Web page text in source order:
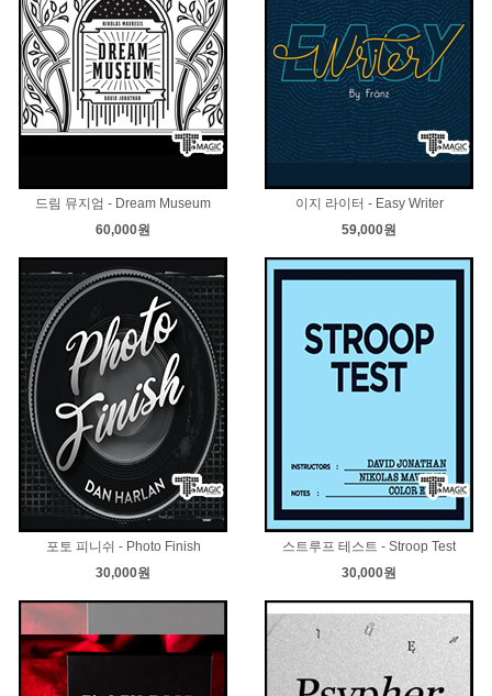
드림 뮤지엄 - Dream Museum
60,000원
이지 라이터 - Easy Writer
59,000원
포토 피니쉬 - Photo Finish
30,000원
스트루프 테스트 - Stroop Test
30,000원